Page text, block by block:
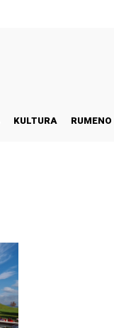
KULTURA RUMENO